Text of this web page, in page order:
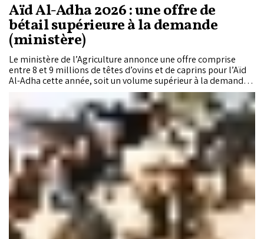
Aïd Al-Adha 2026 : une offre de
bétail supérieure à la demande
(ministère)
Le ministère de l’Agriculture annonce une offre comprise
entre 8 et 9 millions de têtes d’ovins et de caprins pour l’Aïd
Al-Adha cette année, soit un volume supérieur à la demande
nationale estimée entre 6 et 7 millions. Les autorités
assurent également que l’état sanitaire du cheptel est
satisfaisant, tandis que les opérations de contrôle vétérinaire
et l’organisation des marchés temporaires ont été renforcées
à travers le Royaume.